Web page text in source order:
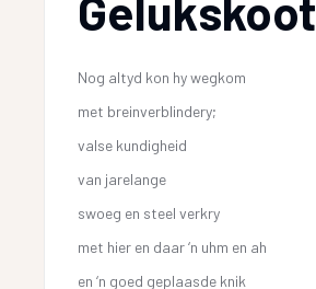
Gelukskoot
Nog altyd kon hy wegkom
met breinverblindery;
valse kundigheid
van jarelange
swoeg en steel verkry
met hier en daar ‘n uhm en ah
en ‘n goed geplaasde knik